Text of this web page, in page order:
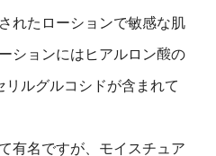
れたローションで敏感な肌
ションにはヒアルロン酸の
ルグルコシドが含まれて
有名ですが、モイスチュア